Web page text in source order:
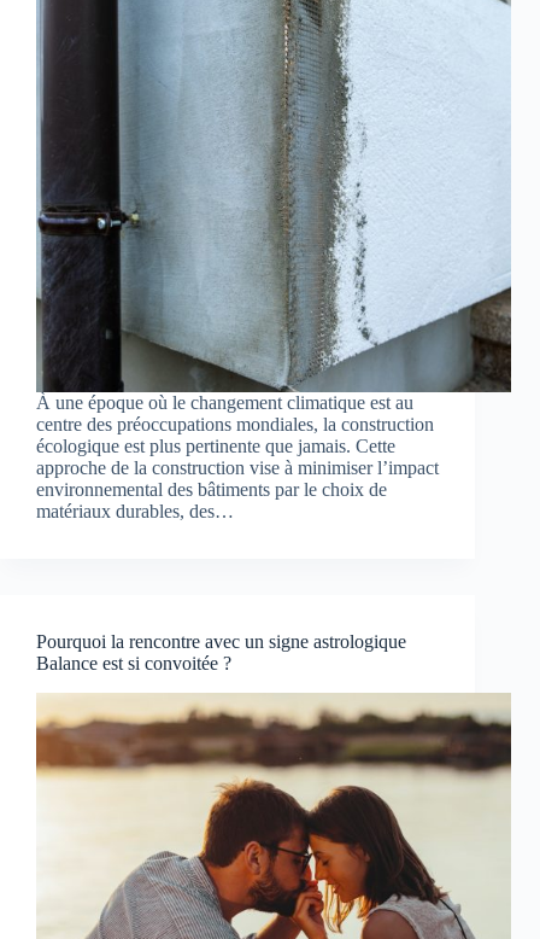
À une époque où le changement climatique est au
centre des préoccupations mondiales, la construction
écologique est plus pertinente que jamais. Cette
approche de la construction vise à minimiser l’impact
environnemental des bâtiments par le choix de
matériaux durables, des…
Pourquoi la rencontre avec un signe astrologique
Balance est si convoitée ?